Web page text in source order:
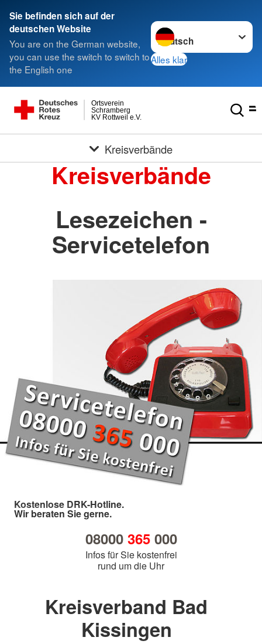
Sie befinden sich auf der
deutschen Website
You are on the German website,
you can use the switch to switch to
the English one
Sprache wechseln zu
Alles klar
KV Rottweil e.V.
Schramberg
Ortsverein
Kreisverbände
Kreisverbände
Lesezeichen -
Servicetelefon
Kostenlose DRK-Hotline.
Wir beraten Sie gerne.
08000 365000
Infos für Sie kostenfrei
rund um die Uhr
Kreisverband Bad
Kissingen